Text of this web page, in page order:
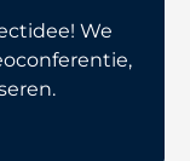
We